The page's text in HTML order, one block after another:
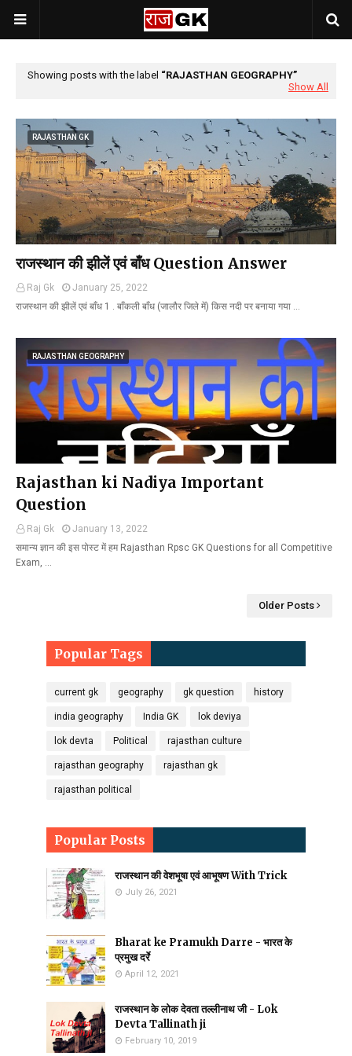
Showing posts with the label
RAJASTHAN GEOGRAPHY
Show All
RAJASTHAN GK
राजस्थान की झीलें एवं बाँध Question Answer
Raj Gk
January 25, 2022
राजस्थान की झीलें एवं बाँध 1 . बाँकली बाँध (जालौर जिले में) किस नदी पर बनाया गया …
RAJASTHAN GEOGRAPHY
Rajasthan ki Nadiya Important
Question
Raj Gk
January 13, 2022
समान्य ज्ञान की इस पोस्ट में हम Rajasthan Rpsc GK Questions for all Competitive
Exam, …
Older Posts
Popular Tags
current gk geography gk question history
india geography India GK lok deviya
lok devta Political rajasthan culture
rajasthan geography rajasthan gk
rajasthan political
Popular Posts
राजस्थान की वेशभूषा एवं आभूषण With Trick
July 26, 2021
Bharat ke Pramukh Darre - भारत के
प्रमुख दर्रे
April 12, 2021
राजस्थान के लोक देवता तल्लीनाथ जी - Lok
Devta Tallinath ji
February 10, 2019